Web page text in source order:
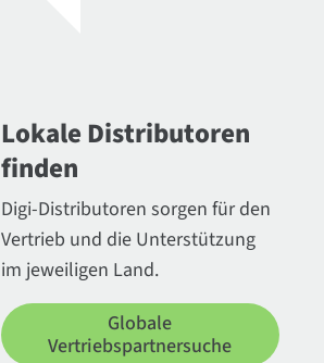
Lokale Distributoren
finden
Digi-Distributoren sorgen für den
Vertrieb und die Unterstützung
im jeweiligen Land.
Globale
Vertriebspartnersuche